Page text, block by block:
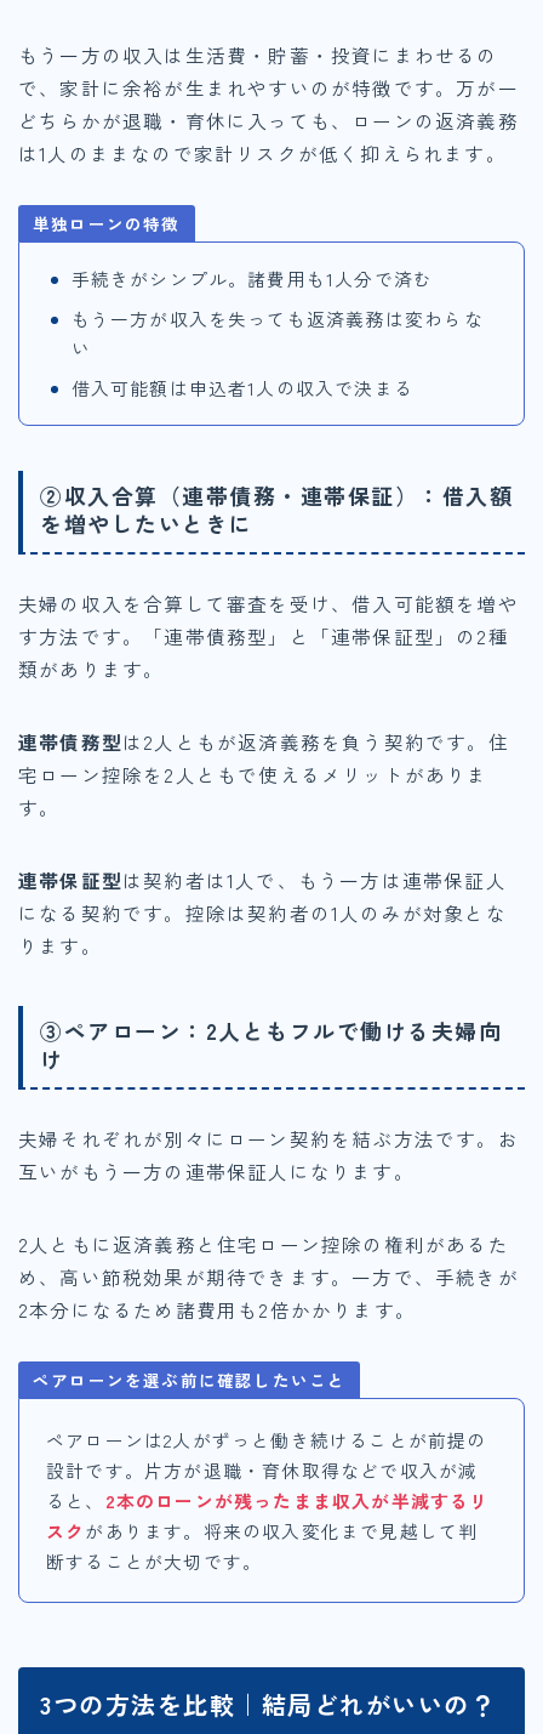
もう一方の収入は生活費・貯蓄・投資にまわせるの
で、家計に余裕が生まれやすいのが特徴です。万が一
どちらかが退職・育休に入っても、ローンの返済義務
は1人のままなので家計リスクが低く抑えられます。
単独ローンの特徴
手続きがシンプル。諸費用も1人分で済む
もう一方が収入を失っても返済義務は変わらな
い
借入可能額は申込者1人の収入で決まる
②収入合算（連帯債務・連帯保証）：借入額
を増やしたいときに
夫婦の収入を合算して審査を受け、借入可能額を増や
す方法です。「連帯債務型」と「連帯保証型」の2種
類があります。
連帯債務型は2人ともが返済義務を負う契約です。住
宅ローン控除を2人ともで使えるメリットがありま
す。
連帯保証型は契約者は1人で、もう一方は連帯保証人
になる契約です。控除は契約者の1人のみが対象とな
ります。
③ペアローン：2人ともフルで働ける夫婦向
け
夫婦それぞれが別々にローン契約を結ぶ方法です。お
互いがもう一方の連帯保証人になります。
2人ともに返済義務と住宅ローン控除の権利があるた
め、高い節税効果が期待できます。一方で、手続きが
2本分になるため諸費用も2倍かかります。
ペアローンを選ぶ前に確認したいこと
ペアローンは2人がずっと働き続けることが前提の
設計です。片方が退職・育休取得などで収入が減
ると、 2本のローンが残ったまま収入が半減するリ
スクがあります。将来の収入変化まで見越して判
断することが大切です。
3つの方法を比較｜結局どれがいいの？